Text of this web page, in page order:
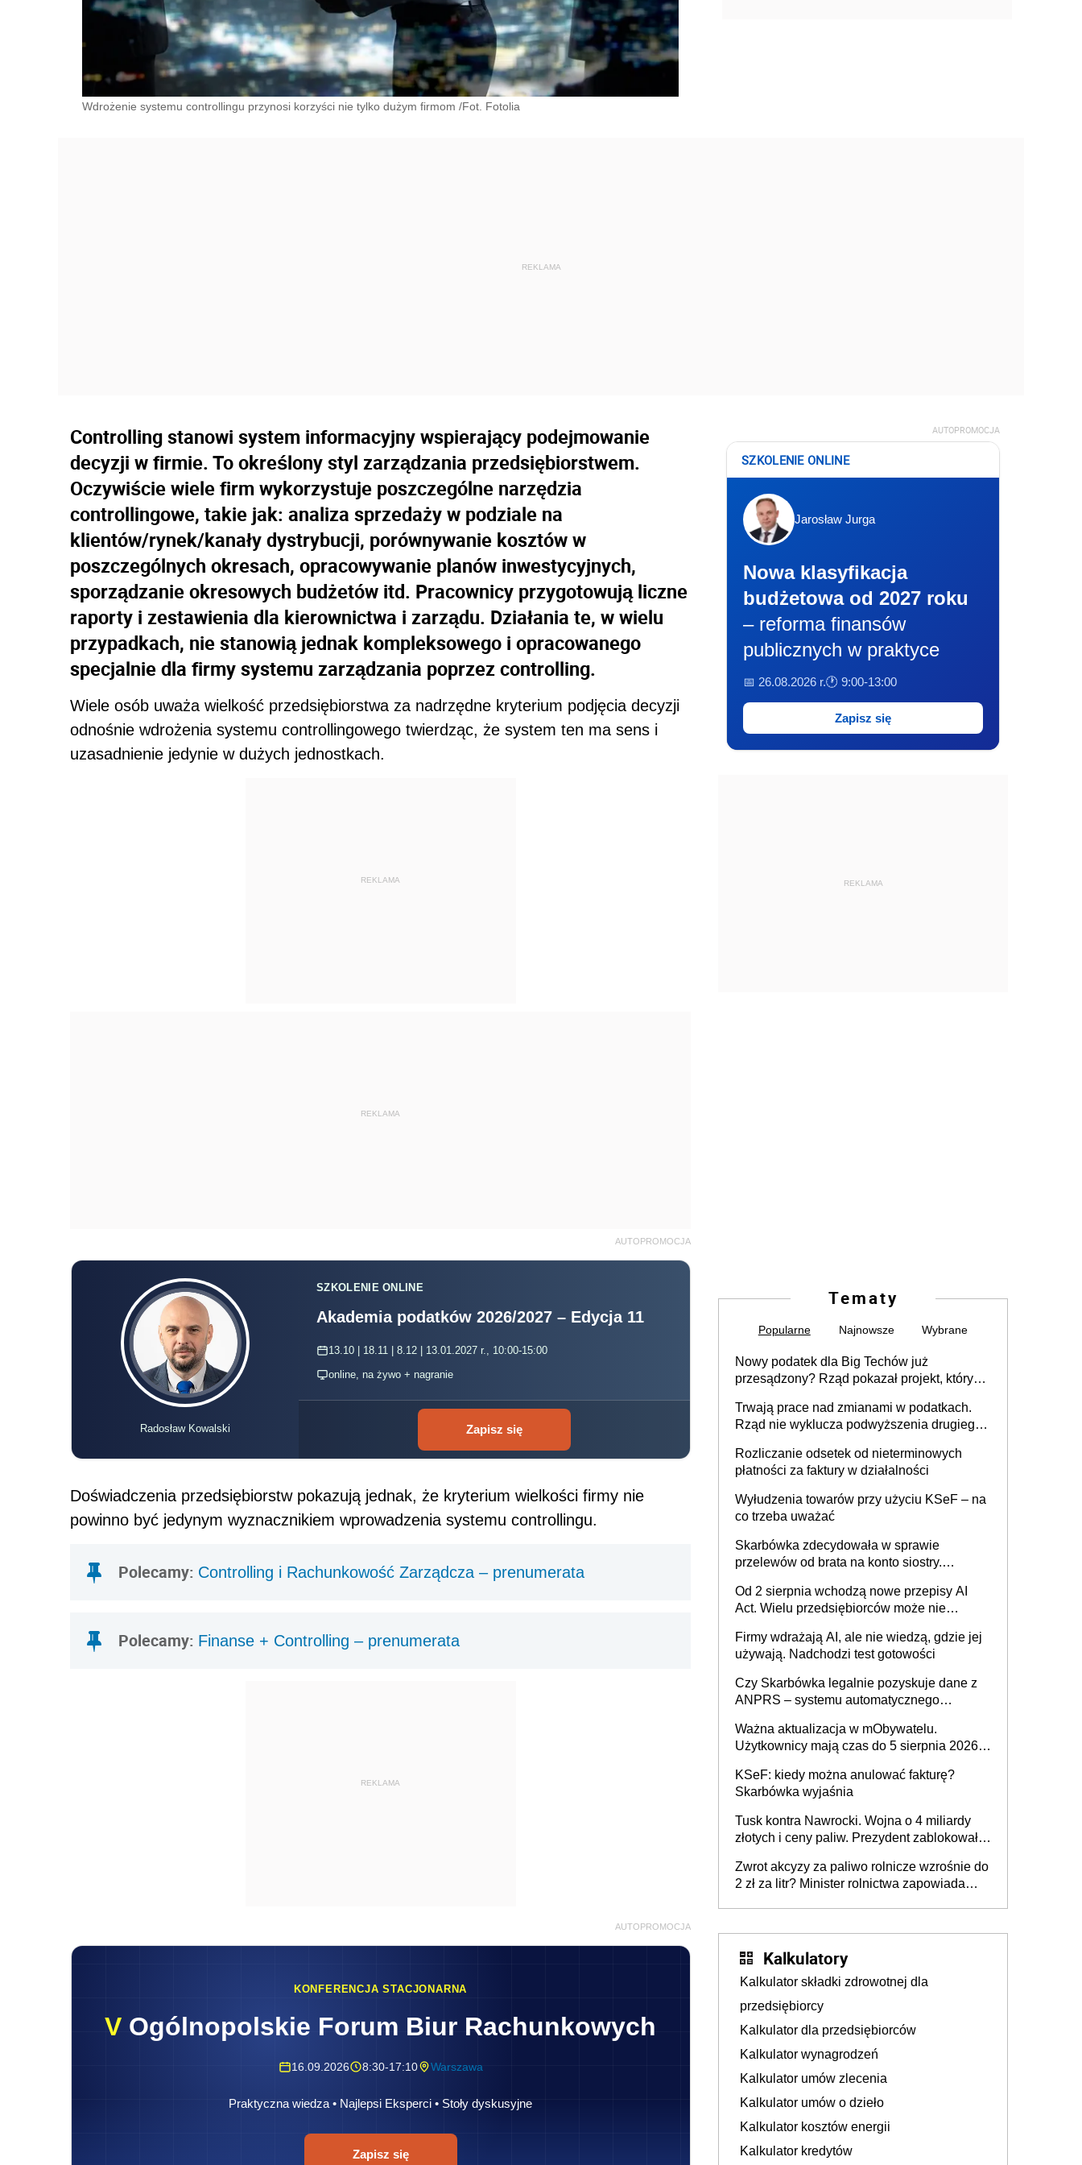
Wdrożenie systemu controllingu przynosi korzyści nie tylko dużym firmom /Fot. Fotolia
Controlling stanowi system informacyjny wspierający podejmowanie
decyzji w firmie. To określony styl zarządzania przedsiębiorstwem.
Oczywiście wiele firm wykorzystuje poszczególne narzędzia
controllingowe, takie jak: analiza sprzedaży w podziale na
klientów/rynek/kanały dystrybucji, porównywanie kosztów w
poszczególnych okresach, opracowywanie planów inwestycyjnych,
sporządzanie okresowych budżetów itd. Pracownicy przygotowują liczne
raporty i zestawienia dla kierownictwa i zarządu. Działania te, w wielu
przypadkach, nie stanowią jednak kompleksowego i opracowanego
specjalnie dla firmy systemu zarządzania poprzez controlling.
Wiele osób uważa wielkość przedsiębiorstwa za nadrzędne kryterium podjęcia decyzji
odnośnie wdrożenia systemu controllingowego twierdząc, że system ten ma sens i
uzasadnienie jedynie w dużych jednostkach.
REKLAMA
REKLAMA
AUTOPROMOCJA
Radosław Kowalski
SZKOLENIE ONLINE
Akademia podatków 2026/2027 – Edycja 11
13.10 | 18.11 | 8.12 | 13.01.2027 r., 10:00-15:00
online, na żywo + nagranie
Zapisz się
Doświadczenia przedsiębiorstw pokazują jednak, że kryterium wielkości firmy nie
powinno być jedynym wyznacznikiem wprowadzenia systemu controllingu.
Polecamy: Controlling i Rachunkowość Zarządcza – prenumerata
Polecamy: Finanse + Controlling – prenumerata
REKLAMA
AUTOPROMOCJA
KONFERENCJA STACJONARNA
V Ogólnopolskie Forum Biur Rachunkowych
16.09.2026 8:30-17:10 Warszawa
Praktyczna wiedza • Najlepsi Eksperci • Stoły dyskusyjne
Zapisz się
AUTOPROMOCJA
SZKOLENIE ONLINE
Jarosław Jurga
Nowa klasyfikacja
budżetowa od 2027 roku
– reforma finansów
publicznych w praktyce
📅 26.08.2026 r.🕐 9:00-13:00
Zapisz się
REKLAMA
Tematy
Popularne Najnowsze Wybrane
Nowy podatek dla Big Techów już
przesądzony? Rząd pokazał projekt, który
Trwają prace nad zmianami w podatkach.
Rząd nie wyklucza podwyższenia drugiego
Rozliczanie odsetek od nieterminowych
płatności za faktury w działalności
Wyłudzenia towarów przy użyciu KSeF – na
co trzeba uważać
Skarbówka zdecydowała w sprawie
przelewów od brata na konto siostry.
darowizna, ale podatku jednak nie będzie
Od 2 sierpnia wchodzą nowe przepisy AI
Act. Wielu przedsiębiorców może nie
Firmy wdrażają AI, ale nie wiedzą, gdzie jej
używają. Nadchodzi test gotowości
Czy Skarbówka legalnie pozyskuje dane z
ANPRS – systemu automatycznego
pojazdów z kamer drogowych?
Ważna aktualizacja w mObywatelu.
Użytkownicy mają czas do 5 sierpnia 2026
KSeF: kiedy można anulować fakturę?
Skarbówka wyjaśnia
Tusk kontra Nawrocki. Wojna o 4 miliardy
złotych i ceny paliw. Prezydent zablokował
wymierzonym we wszystkich polskich
kierowców”
Zwrot akcyzy za paliwo rolnicze wzrośnie do
2 zł za litr? Minister rolnictwa zapowiada
Kalkulatory
Kalkulator składki zdrowotnej dla
przedsiębiorcy
Kalkulator dla przedsiębiorców
Kalkulator wynagrodzeń
Kalkulator umów zlecenia
Kalkulator umów o dzieło
Kalkulator kosztów energii
Kalkulator kredytów